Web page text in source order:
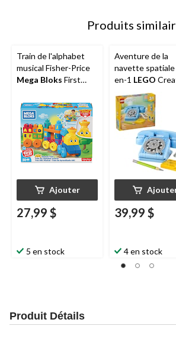
Produits
Train de l'alphabet
musical Fisher-Price
Mega Bloks First
et plus
Ajouter
27,99 $
5 en stock
Aventure de la
navette spatiale
en-1 LEGO
(31174), 383
ans et plus
39,99 $
4 en stock
Produit Détails